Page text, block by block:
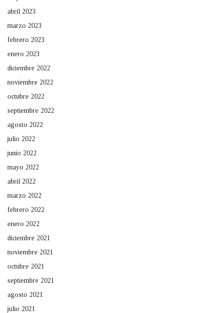
abril 2023
marzo 2023
febrero 2023
enero 2023
diciembre 2022
noviembre 2022
octubre 2022
septiembre 2022
agosto 2022
julio 2022
junio 2022
mayo 2022
abril 2022
marzo 2022
febrero 2022
enero 2022
diciembre 2021
noviembre 2021
octubre 2021
septiembre 2021
agosto 2021
julio 2021